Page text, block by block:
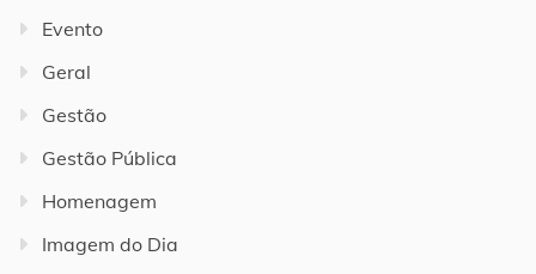
Evento
Geral
Gestão
Gestão Pública
Homenagem
Imagem do Dia